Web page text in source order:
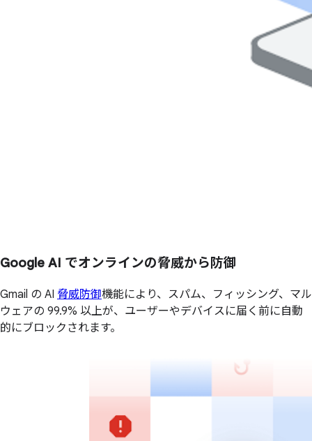
Google AI でオンラインの脅威から防御
Gmail の AI 脅威防御機能により、スパム、フィッシング、マル
ウェアの 99.9% 以上が、ユーザーやデバイスに届く前に自動
的にブロックされます。